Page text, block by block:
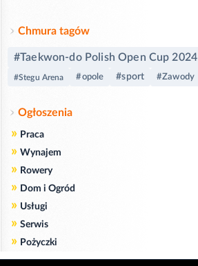
Chmura tagów
#Taekwon-do Polish Open Cup 2024
#Stegu Arena #opole #sport #Zawody
Ogłoszenia
» Praca
» Wynajem
» Rowery
» Dom i Ogród
» Usługi
» Serwis
» Pożyczki